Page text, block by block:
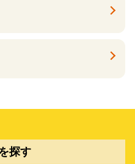
探す